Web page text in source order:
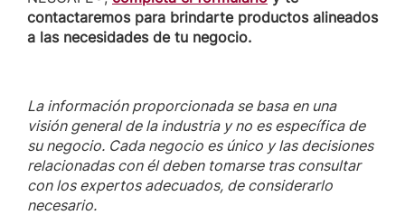
contactaremos para brindarte productos alineados
a las necesidades de tu negocio.
La información proporcionada se basa en una
visión general de la industria y no es específica de
su negocio. Cada negocio es único y las decisiones
relacionadas con él deben tomarse tras consultar
con los expertos adecuados, de considerarlo
necesario.